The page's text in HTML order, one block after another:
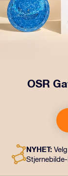
OSR
gaven
dokumenter
valg, samt
NYHET: